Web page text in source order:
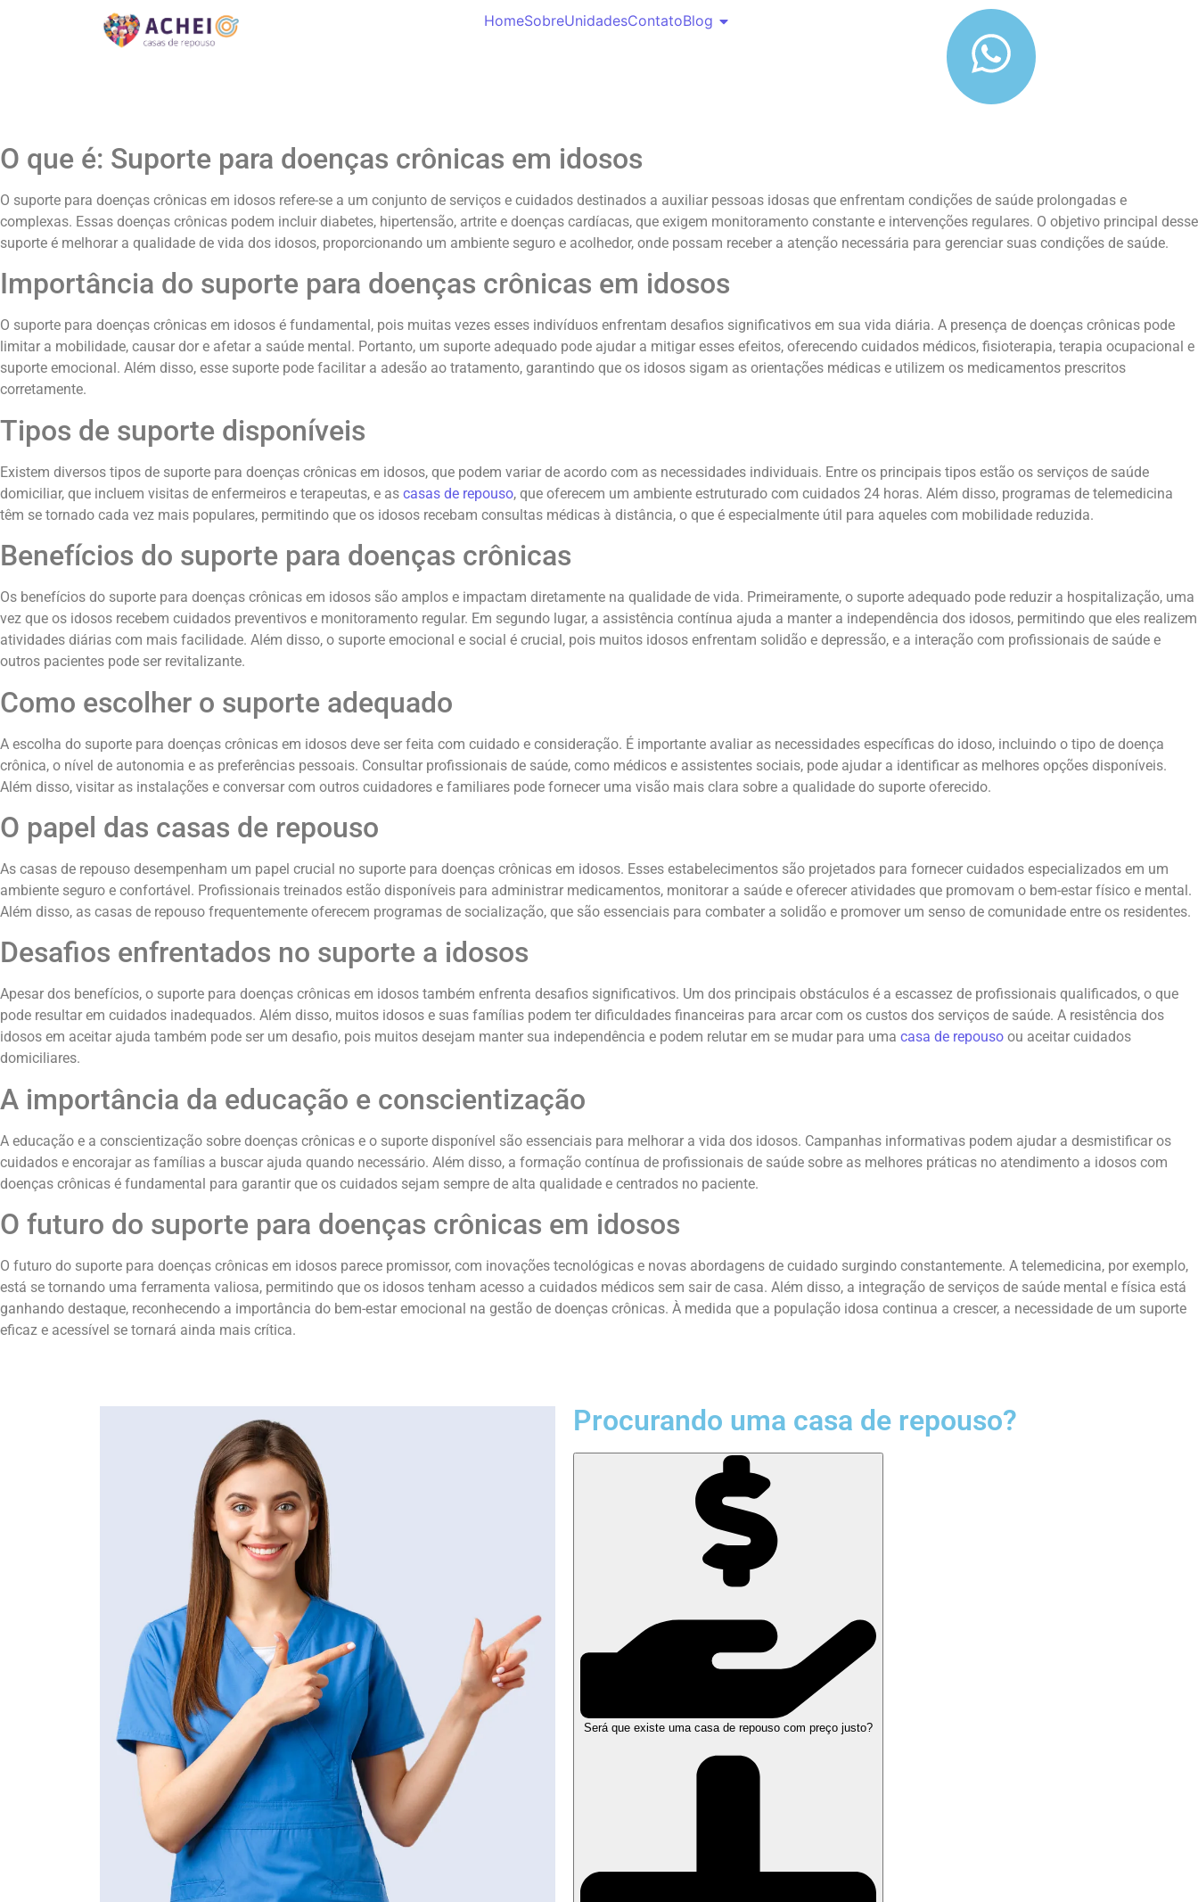
HomeSobreUnidadesContatoBlog
O que é: Suporte para doenças crônicas em idosos
O suporte para doenças crônicas em idosos refere-se a um conjunto de serviços e cuidados destinados a auxiliar pessoas idosas que enfrentam condições de saúde prolongadas e
complexas. Essas doenças crônicas podem incluir diabetes, hipertensão, artrite e doenças cardíacas, que exigem monitoramento constante e intervenções regulares. O objetivo principal desse
suporte é melhorar a qualidade de vida dos idosos, proporcionando um ambiente seguro e acolhedor, onde possam receber a atenção necessária para gerenciar suas condições de saúde.
Importância do suporte para doenças crônicas em idosos
O suporte para doenças crônicas em idosos é fundamental, pois muitas vezes esses indivíduos enfrentam desafios significativos em sua vida diária. A presença de doenças crônicas pode
limitar a mobilidade, causar dor e afetar a saúde mental. Portanto, um suporte adequado pode ajudar a mitigar esses efeitos, oferecendo cuidados médicos, fisioterapia, terapia ocupacional e
suporte emocional. Além disso, esse suporte pode facilitar a adesão ao tratamento, garantindo que os idosos sigam as orientações médicas e utilizem os medicamentos prescritos
corretamente.
Tipos de suporte disponíveis
Existem diversos tipos de suporte para doenças crônicas em idosos, que podem variar de acordo com as necessidades individuais. Entre os principais tipos estão os serviços de saúde
domiciliar, que incluem visitas de enfermeiros e terapeutas, e as casas de repouso, que oferecem um ambiente estruturado com cuidados 24 horas. Além disso, programas de telemedicina
têm se tornado cada vez mais populares, permitindo que os idosos recebam consultas médicas à distância, o que é especialmente útil para aqueles com mobilidade reduzida.
Benefícios do suporte para doenças crônicas
Os benefícios do suporte para doenças crônicas em idosos são amplos e impactam diretamente na qualidade de vida. Primeiramente, o suporte adequado pode reduzir a hospitalização, uma
vez que os idosos recebem cuidados preventivos e monitoramento regular. Em segundo lugar, a assistência contínua ajuda a manter a independência dos idosos, permitindo que eles realizem
atividades diárias com mais facilidade. Além disso, o suporte emocional e social é crucial, pois muitos idosos enfrentam solidão e depressão, e a interação com profissionais de saúde e
outros pacientes pode ser revitalizante.
Como escolher o suporte adequado
A escolha do suporte para doenças crônicas em idosos deve ser feita com cuidado e consideração. É importante avaliar as necessidades específicas do idoso, incluindo o tipo de doença
crônica, o nível de autonomia e as preferências pessoais. Consultar profissionais de saúde, como médicos e assistentes sociais, pode ajudar a identificar as melhores opções disponíveis.
Além disso, visitar as instalações e conversar com outros cuidadores e familiares pode fornecer uma visão mais clara sobre a qualidade do suporte oferecido.
O papel das casas de repouso
As casas de repouso desempenham um papel crucial no suporte para doenças crônicas em idosos. Esses estabelecimentos são projetados para fornecer cuidados especializados em um
ambiente seguro e confortável. Profissionais treinados estão disponíveis para administrar medicamentos, monitorar a saúde e oferecer atividades que promovam o bem-estar físico e mental.
Além disso, as casas de repouso frequentemente oferecem programas de socialização, que são essenciais para combater a solidão e promover um senso de comunidade entre os residentes.
Desafios enfrentados no suporte a idosos
Apesar dos benefícios, o suporte para doenças crônicas em idosos também enfrenta desafios significativos. Um dos principais obstáculos é a escassez de profissionais qualificados, o que
pode resultar em cuidados inadequados. Além disso, muitos idosos e suas famílias podem ter dificuldades financeiras para arcar com os custos dos serviços de saúde. A resistência dos
idosos em aceitar ajuda também pode ser um desafio, pois muitos desejam manter sua independência e podem relutar em se mudar para uma casa de repouso ou aceitar cuidados
domiciliares.
A importância da educação e conscientização
A educação e a conscientização sobre doenças crônicas e o suporte disponível são essenciais para melhorar a vida dos idosos. Campanhas informativas podem ajudar a desmistificar os
cuidados e encorajar as famílias a buscar ajuda quando necessário. Além disso, a formação contínua de profissionais de saúde sobre as melhores práticas no atendimento a idosos com
doenças crônicas é fundamental para garantir que os cuidados sejam sempre de alta qualidade e centrados no paciente.
O futuro do suporte para doenças crônicas em idosos
O futuro do suporte para doenças crônicas em idosos parece promissor, com inovações tecnológicas e novas abordagens de cuidado surgindo constantemente. A telemedicina, por exemplo,
está se tornando uma ferramenta valiosa, permitindo que os idosos tenham acesso a cuidados médicos sem sair de casa. Além disso, a integração de serviços de saúde mental e física está
ganhando destaque, reconhecendo a importância do bem-estar emocional na gestão de doenças crônicas. À medida que a população idosa continua a crescer, a necessidade de um suporte
eficaz e acessível se tornará ainda mais crítica.
Procurando uma casa de repouso?
Será que existe uma casa de repouso com preço justo?